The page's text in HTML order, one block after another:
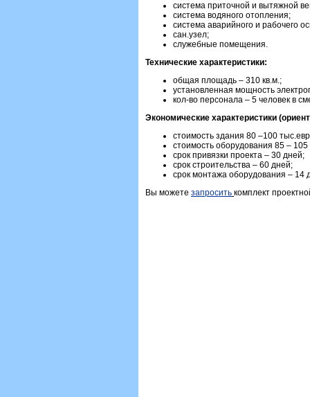
система приточной и вытяжной
система водяного отопления;
система аварийного и рабочего
сан.узел;
служебные помещения.
Технические характеристики:
общая площадь – 310 кв.м.;
установленная мощность
кол-во персонала – 5 человек в
Экономические характеристики
стоимость здания 80 –100
стоимость оборудования 85 –
срок привязки проекта – 30 дней;
срок строительства – 60 дней;
срок монтажа оборудования – 14
Вы можете запросить комплект